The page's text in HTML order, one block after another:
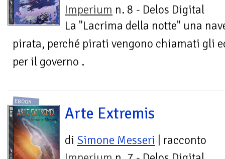
Imperium n. 8 - Delos Digital
La "Lacrima della notte" una
pirata, perché pirati vengono chiamati gli
per il governo .
EBOOK
Arte Extremis
di Simone Messeri | racconto